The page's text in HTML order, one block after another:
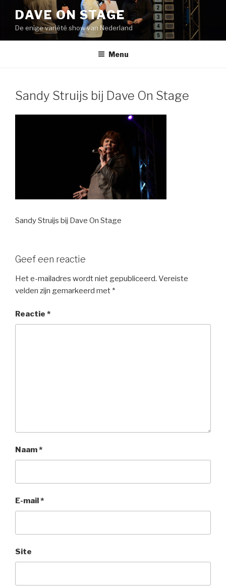
inhoud
springen
DAVE ON STAGE
De enige variété show van Nederland
Menu
Sandy Struijs bij Dave On Stage
Sandy Struijs bij Dave On Stage
Geef een reactie
Het e-mailadres wordt niet gepubliceerd. Vereiste
velden zijn gemarkeerd met *
Reactie *
Naam*
E-mail*
Site